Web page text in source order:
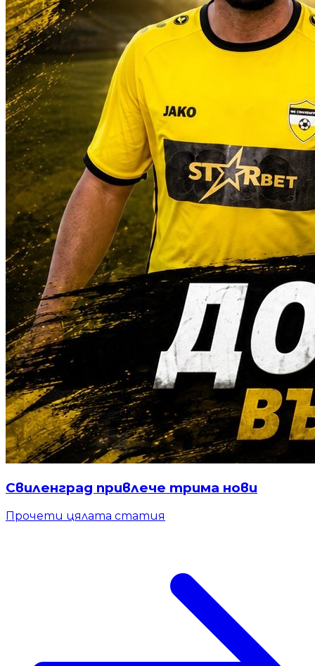
Свиленград привлече трима нови
Прочети цялата статия